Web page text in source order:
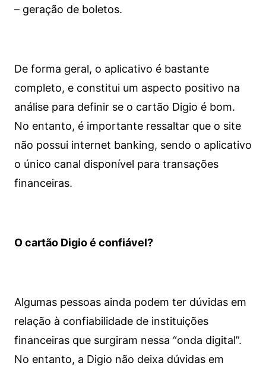
– geração de boletos.
De forma geral, o aplicativo é bastante
completo, e constitui um aspecto positivo na
análise para definir se o cartão Digio é bom.
No entanto, é importante ressaltar que o site
não possui internet banking, sendo o aplicativo
o único canal disponível para transações
financeiras.
O cartão Digio é confiável?
Algumas pessoas ainda podem ter dúvidas em
relação à confiabilidade de instituições
financeiras que surgiram nessa “onda digital”.
No entanto, a Digio não deixa dúvidas em